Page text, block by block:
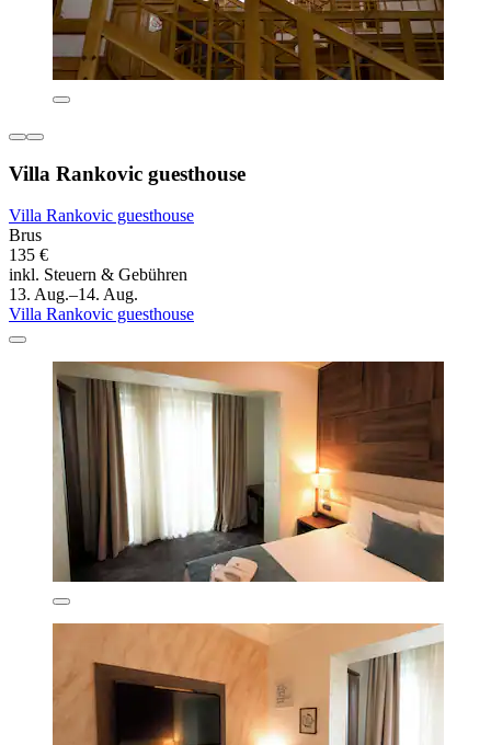
Villa Rankovic guesthouse
Villa Rankovic guesthouse
Brus
135 €
inkl. Steuern & Gebühren
13. Aug.–14. Aug.
Villa Rankovic guesthouse